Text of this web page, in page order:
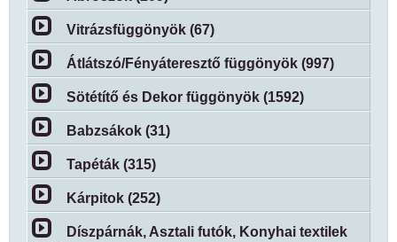
Vitrázsfüggönyök (67)
Átlátszó/Fényáteresztő függönyök (997)
Sötétítő és Dekor függönyök (1592)
Babzsákok (31)
Tapéták (315)
Kárpitok (252)
Díszpárnák, Asztali futók, Konyhai textilek